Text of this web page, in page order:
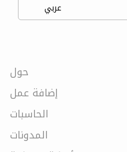
حول
إضافة عمل
الحاسبات
المدونات